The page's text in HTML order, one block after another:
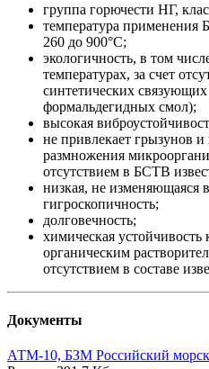
группа горючести НГ,
температура применения
260 до 900°С;
экологичность, в том
температурах, за счет
синтетических
формальдегидных смол);
высокая
не привлекает грызунов и
размножения
отсутствием в БСТВ
низкая, не изменяющаяся
гигроскопичность;
долговечность;
химическая
органическим
отсутствием в составе
Документы
АТМ-10, БЗМ Российский